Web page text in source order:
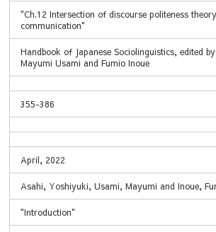
"Ch.12 Intersection of discourse politeness
communication"
Handbook of Japanese Sociolinguistics, edited
Mayumi Usami and Fumio Inoue
355-386
April, 2022
Asahi, Yoshiyuki, Usami, Mayumi and Inoue,
"Introduction"